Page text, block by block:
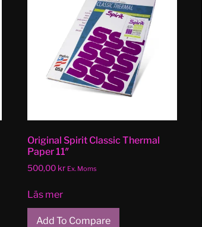
Original Spirit Classic Thermal
Paper 11″
500,00 kr Ex. Moms
Läs mer
Add To Compare